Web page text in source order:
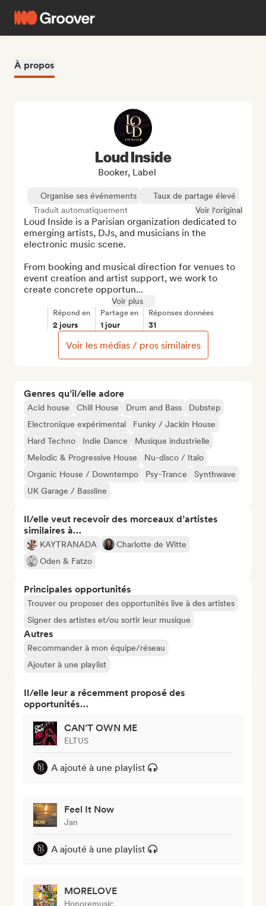
À propos
Genres qu’il/elle adore
Acid house Chill House Drum and Bass
Dubstep
Electronique expérimental
Funky / Jackin House
Hard Techno
Indie Dance
Musique industrielle
Melodic & Progressive House
Nu-disco / Italo
Organic House / Downtempo
Psy-Trance
Synthwave
UK Garage / Bassline
Il/elle veut recevoir des morceaux d’artistes
similaires à…
KAYTRANADA
Charlotte de Witte
Oden & Fatzo
Principales opportunités
Trouver ou proposer des opportunités live à des artistes
Signer des artistes et/ou sortir leur musique
Autres
Recommander à mon équipe/réseau
Ajouter à une playlist
Il/elle leur a récemment proposé des
opportunités…
CAN’T OWN ME
ELTUS
A ajouté à une playlist
Feel It Now
Jan
A ajouté à une playlist
MORELOVE
Honoremusic
Loud Inside
Booker, Label
Organise ses événements
Taux de partage élevé
Traduit automatiquement
Voir l'original
Loud Inside is a Parisian organization dedicated to
emerging artists, DJs, and musicians in the
electronic music scene.
From booking and musical direction for venues to
event creation and artist support, we work to
create concrete opportun...
Voir plus
Répond en
2 jours
Partage en
1 jour
Réponses données
31
Voir les médias / pros similaires